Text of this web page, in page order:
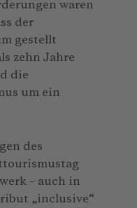
waren
der
gestellt
zehn Jahre
die
um ein
des
– auch in
„inclusive“